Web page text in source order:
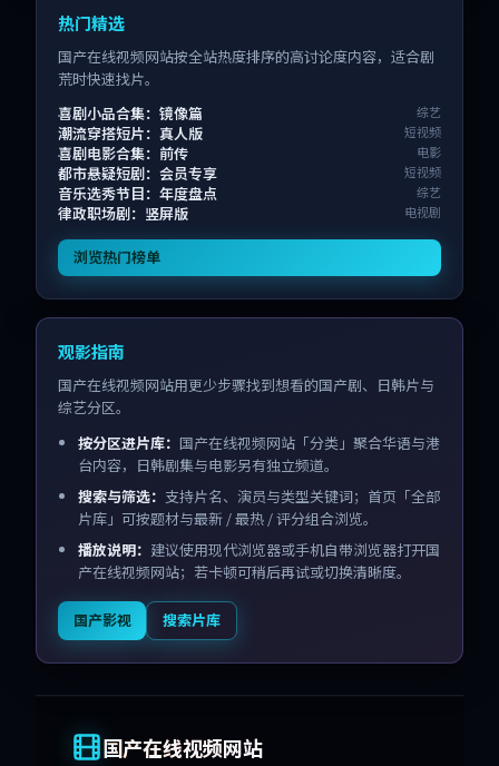
热门精选
国产在线视频网站按全站热度排序的高讨论度内容，适合剧
荒时快速找片。
喜剧小品合集：镜像篇
综艺
潮流穿搭短片：真人版 短视频
喜剧电影合集：前传 电影
都市悬疑短剧：会员专享 短视频
音乐选秀节目：年度盘点 综艺
律政职场剧：竖屏版 电视剧
浏览热门榜单
观影指南
国产在线视频网站用更少步骤找到想看的国产剧、日韩片与
综艺分区。
按分区进片库： 国产在线视频网站「分类」聚合华语与港
台内容，日韩剧集与电影另有独立频道。
搜索与筛选： 支持片名、演员与类型关键词；首页「全部
片库」可按题材与最新 / 最热 / 评分组合浏览。
播放说明： 建议使用现代浏览器或手机自带浏览器打开国
产在线视频网站；若卡顿可稍后再试或切换清晰度。
国产影视 搜索片库
国产在线视频网站